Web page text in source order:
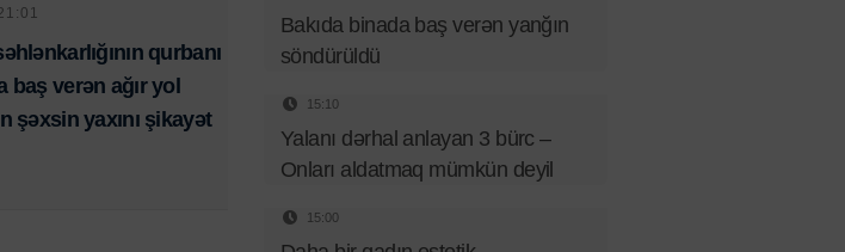
qurbanı
baş verən ağır yol
şəxsin yaxını şikayət
Bakıda binada baş verən yanğın
söndürüldü
15:10
Yalanı dərhal anlayan 3 bürc –
Onları aldatmaq mümkün deyil
15:00